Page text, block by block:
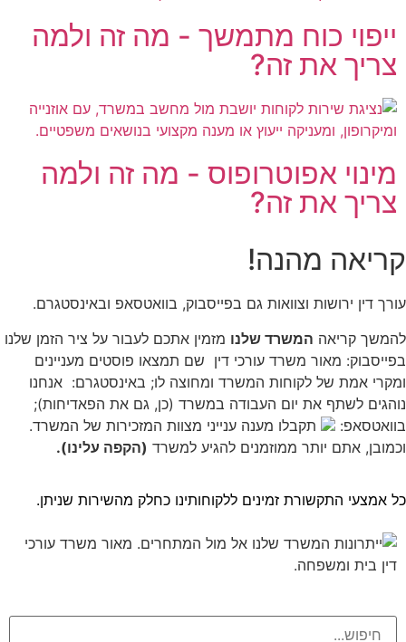
ייפוי כוח מתמשך - מה זה ולמה
צריך את זה?
מינוי אפוטרופוס - מה זה ולמה
צריך את זה?
קריאה מהנה!
עורך דין ירושות וצוואות גם בפייסבוק, בוואטסאפ ובאינסטגרם.
להמשך קריאה המשרד שלנו מזמין אתכם לעבור על ציר הזמן שלנו
בפייסבוק: מאור משרד עורכי דין שם תמצאו פוסטים מעניינים
ומקרי אמת של לקוחות המשרד ומחוצה לו; באינסטגרם: אנחנו
נוהגים לשתף את יום העבודה במשרד (כן, גם את הפאדיחות);
בוואטסאפ:
תקבלו מענה ענייני מצוות המזכירות של המשרד.
וכמובן, אתם יותר ממוזמנים להגיע למשרד (הקפה עלינו).
כל אמצעי התקשורת זמינים ללקוחותינו כחלק מהשירות שניתן.